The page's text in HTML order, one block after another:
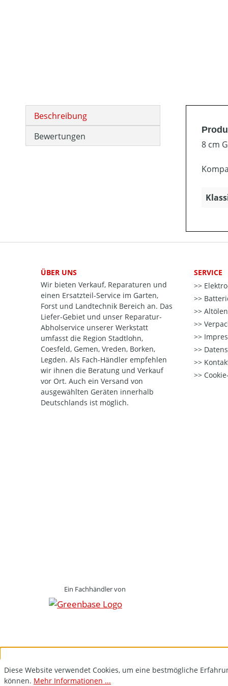
Beschreibung
Bewertungen
8 cm
ÜBER UNS
Wir bieten Verkauf, Reparaturen und
einen Ersatzteil-Service im Garten,
Forst und Landtechnik Bereich an. Das
Liefer-Gebiet und unser Reparatur-
Abholservice unserer Werkstatt
umfasst die Region Stadtlohn,
Coesfeld, Gemen, Vreden, Borken,
Legden. Als Fach-Händler empfehlen
wir ihnen die Beratung und Verkauf
vor Ort. Auch ein Versand von
ausgewählten Geräten innerhalb
Deutschlands ist möglich.
SERVICE
Ein Fachhändler von
Diese Website verwendet Cookies, um eine bestmögliche
können. Mehr Informationen ...